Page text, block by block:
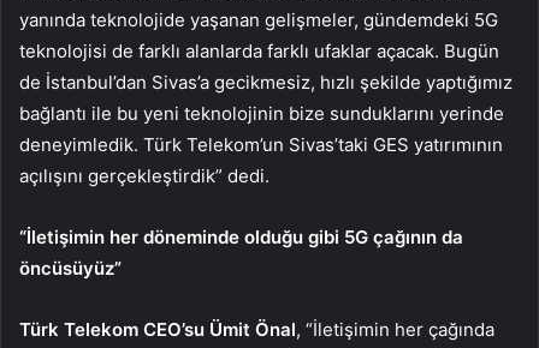
yanında teknolojide yaşanan gelişmeler, gündemdeki 5G
teknolojisi de farklı alanlarda farklı ufaklar açacak. Bugün
de İstanbul’dan Sivas’a gecikmesiz, hızlı şekilde yaptığımız
bağlantı ile bu yeni teknolojinin bize sunduklarını yerinde
deneyimledik. Türk Telekom’un Sivas’taki GES yatırımının
açılışını gerçekleştirdik” dedi.
“İletişimin her döneminde olduğu gibi 5G çağının da
öncüsüyüz”
Türk Telekom CEO’su Ümit Önal, “İletişimin her çağında